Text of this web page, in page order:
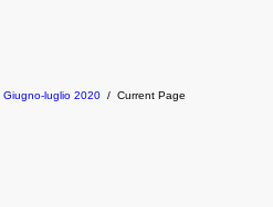
Giugno-luglio 2020 / Current Page